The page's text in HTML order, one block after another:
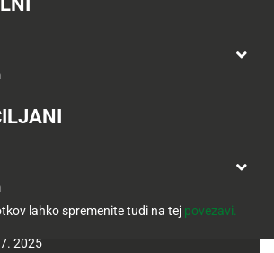
lahko spremenite tudi na tej povezavi.
in zelenjavo
2025